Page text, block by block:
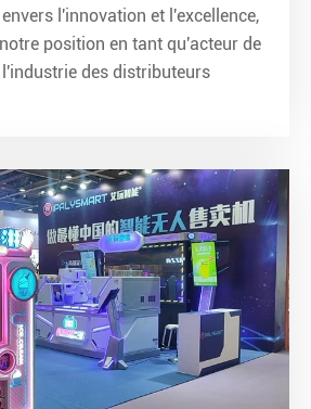
l'innovation et l'excellence,
position en tant qu'acteur de
des distributeurs